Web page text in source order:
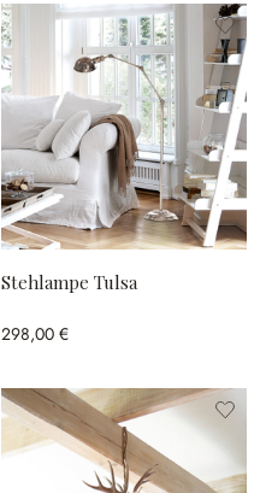
Stehlampe Tulsa
298,00 €